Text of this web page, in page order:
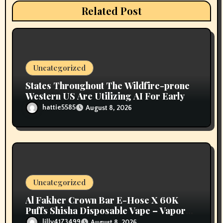
Related Post
Uncategorized
States Throughout The Wildfire-prone
Western US Are Utilizing AI For Early
hattie5585 August 8, 2026
Uncategorized
Al Fakher Crown Bar E-Hose X 60K
Puffs Shisha Disposable Vape – Vapors